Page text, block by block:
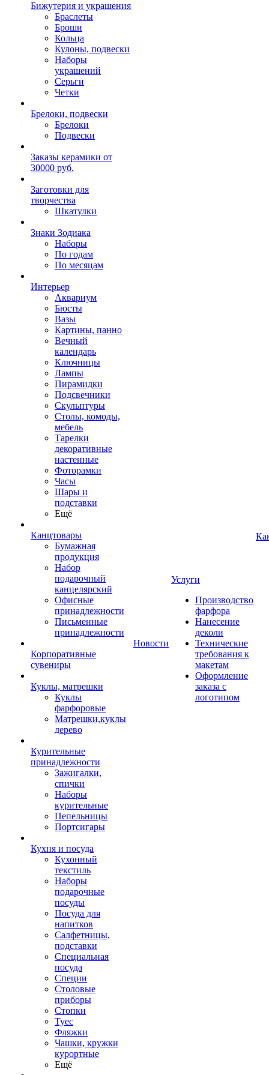
Бижутерия и украшения
Браслеты
Броши
Кольца
Кулоны, подвески
Наборы
украшений
Серьги
Четки
Брелоки, подвески
Брелоки
Подвески
Заказы керамики от
30000 руб.
Заготовки для
творчества
Шкатулки
Знаки Зодиака
Наборы
По годам
По месяцам
Интерьер
Аквариум
Бюсты
Вазы
Картины, панно
Вечный
календарь
Ключницы
Лампы
Пирамидки
Подсвечники
Скульптуры
Столы, комоды,
мебель
Тарелки
декоративные
настенные
Фоторамки
Часы
Шары и
подставки
Ещё
Канцтовары
Бумажная
продукция
Набор
подарочный
канцелярский
Офисные
принадлежности
Письменные
принадлежности
Корпоративные
сувениры
Куклы, матрешки
Куклы
фарфоровые
Матрешки,куклы
дерево
Курительные
принадлежности
Зажигалки,
спички
Наборы
курительные
Пепельницы
Портсигары
Кухня и посуда
Кухонный
текстиль
Наборы
подарочные
посуды
Посуда для
напитков
Салфетницы,
подставки
Специальная
посуда
Специи
Столовые
приборы
Стопки
Туес
Фляжки
Чашки, кружки
курортные
Ещё
Новости
Услуги
Производство
фарфора
Нанесение
деколи
Технические
требования к
макетам
Оформление
заказа с
логотипом